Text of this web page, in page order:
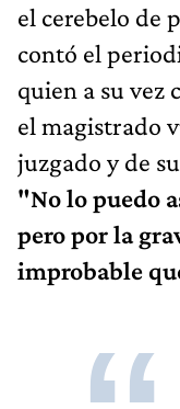
el cerebelo de
contó el
quien a su vez
el magistrado
juzgado y de
"No lo puedo
pero por la
improbable